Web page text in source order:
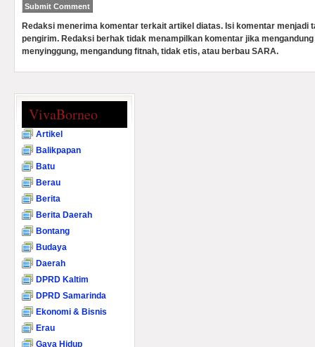
Redaksi menerima komentar terkait artikel diatas. Isi komentar menjadi
pengirim. Redaksi berhak tidak menampilkan komentar jika
menyinggung, mengandung fitnah, tidak etis, atau berbau SARA.
VivaBorneo
Artikel
Balikpapan
Batu
Berau
Berita
Berita Daerah
Bontang
Budaya
Daerah
DPRD Kaltim
DPRD Samarinda
Ekonomi & Bisnis
Erau
Gaya Hidup